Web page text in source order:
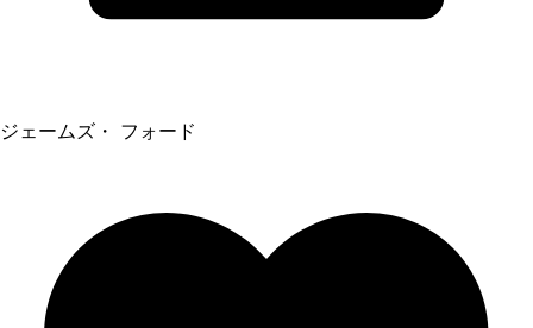
ジェームズ・ フォード